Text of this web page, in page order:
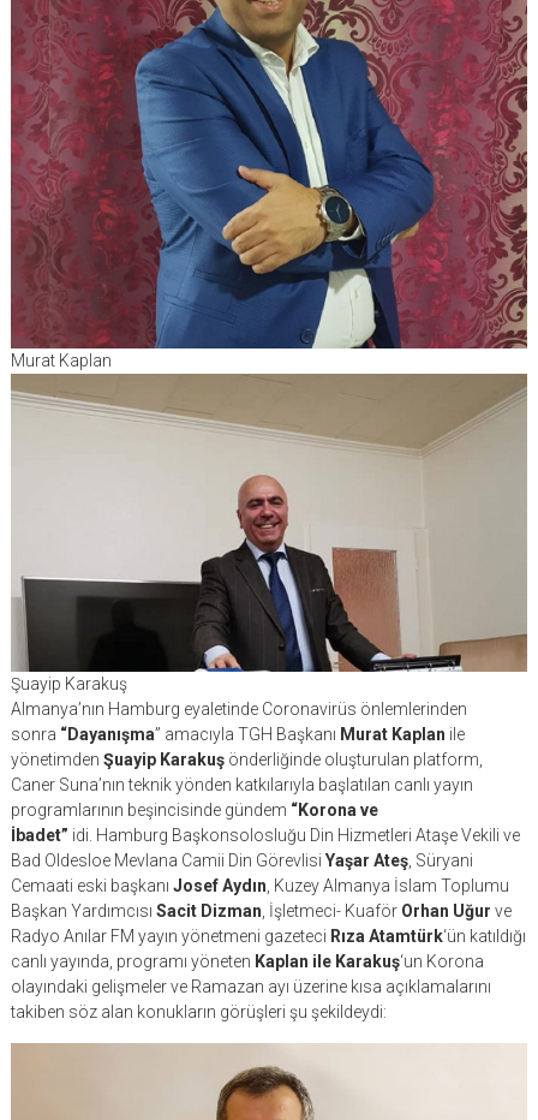
Murat Kaplan
Şuayip Karakuş
Almanya’nın Hamburg eyaletinde Coronavirüs önlemlerinden
sonra “Dayanışma” amacıyla TGH Başkanı Murat Kaplan ile
yönetimden Şuayip Karakuşönderliğinde oluşturulan platform,
Caner Suna’nın teknik yönden katkılarıyla başlatılan canlı yayın
programlarının beşincisinde gündem “Korona ve
İbadet” idi. Hamburg Başkonsolosluğu Din Hizmetleri Ataşe Vekili ve
Bad Oldesloe Mevlana Camii Din Görevlisi Yaşar Ateş, Süryani
Cemaati eski başkanı Josef Aydın, Kuzey Almanya İslam Toplumu
Başkan Yardımcısı Sacit Dizman, İşletmeci- Kuaför Orhan Uğur ve
Radyo Anılar FM yayın yönetmeni gazeteci Rıza Atamtürk‘ün katıldığı
canlı yayında, programı yöneten Kaplan ile Karakuş‘un Korona
olayındaki gelişmeler ve Ramazan ayı üzerine kısa açıklamalarını
takiben söz alan konukların görüşleri şu şekildeydi: